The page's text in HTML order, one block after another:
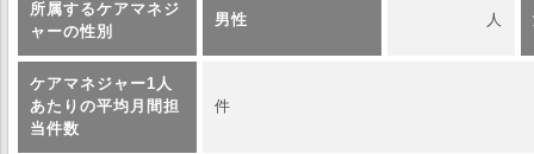
所属するケアマネジ
ャーの性別
男性 人
ケアマネジャー1人
あたりの平均月間担
当件数
件